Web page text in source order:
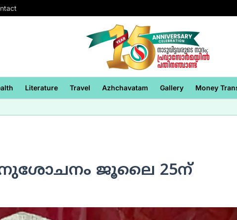
Literature Travel Azhchavatam Gallery Money
ജൂലൈ 25ന്